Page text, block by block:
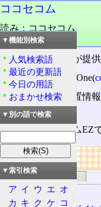
ココセコム
読み：ココセコム
品詞：商品名
セコム株式会社が提供
ココセコムはgpsOne(
ココセコムの位置情
る。
また、ココセコムEZ
リンク
関連するリンク
ココセコム
▼機能別検索
人気検索語
最近の更新語
今日の用語
おまかせ検索
▼別の語で検索
▼索引検索
ア イ ウ エ オ
カ キ ク ケ コ